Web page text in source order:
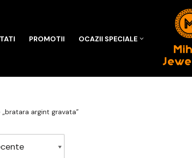
PROMOTII OCAZII SPECIALE
argint gravata”